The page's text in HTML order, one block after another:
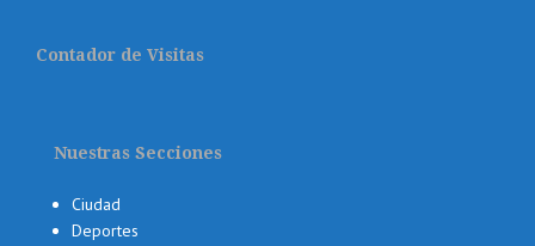
Contador de Visitas
Nuestras Secciones
Ciudad
Deportes